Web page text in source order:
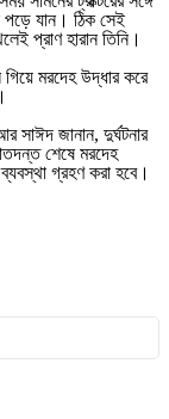
পড়ে যান। ঠিক সেই
প্রাণ হারান তিনি।
মরদেহ উদ্ধার করে
সাঈদ জানান, দুর্ঘটনার
শেষে মরদেহ
গ্রহণ করা হবে।